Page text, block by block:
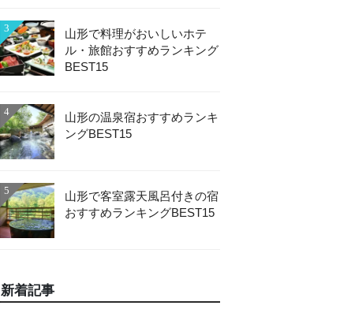
3
山形で料理がおいしいホテ
ル・旅館おすすめランキング
BEST15
4
山形の温泉宿おすすめランキ
ングBEST15
5
山形で客室露天風呂付きの宿
おすすめランキングBEST15
新着記事